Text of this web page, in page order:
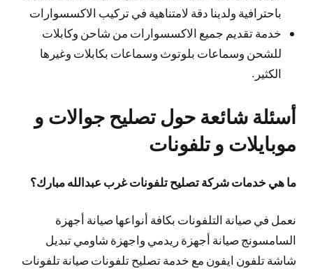
باحترافية ولدينا دقة لامتناهية في تركيب الاكسسوارات
خدمة تقديم جميع الاكسسوارات من شاحن وكابلات
للشحن وسماعات بلوتوث وسماعات بكابلات وغيرها
الكثير.
أسئلة شائعة حول تصليح جوالات و
موبايلات و تلفونات
ما هي خدمات شركة تصليح تلفونات غرب عبدالله مبارك؟
نعمل في صيانة التلفونات بكافة أنواعها صيانة أجهزة
السامسونج صيانة أجهزة ريدمي واجهزة شاومي تبديل
شاشة تلفون ايفون مع خدمة تصليح تلفونات صيانة تلفونات